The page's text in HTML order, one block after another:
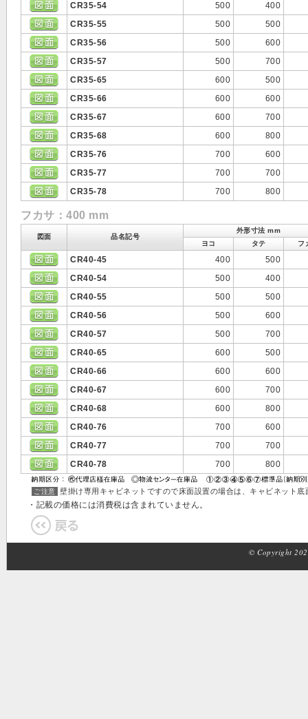
CR35-54
500
400
CR35-55
500
500
CR35-56
500
600
CR35-57
500
700
CR35-65
600
500
CR35-66
600
600
CR35-67
600
700
CR35-68
600
800
CR35-76
700
600
CR35-77
700
700
CR35-78
700 800
フカサ：400 mm
図面 品名記号
外形寸法 mm
ヨコ
タテ フ
CR40-45 400
500
CR40-54
500
400
CR40-55
500
500
CR40-56
500
600
CR40-57
500
700
CR40-65
600
500
CR40-66
600
600
CR40-67
600
700
CR40-68
600
800
CR40-76
700
600
CR40-77
700
700
CR40-78
700 800
ご注意 壁掛け専用キャビネットですので床面設置の場合は、キャビネット
・記載の価格には消費税は含まれていません。
© Copyright